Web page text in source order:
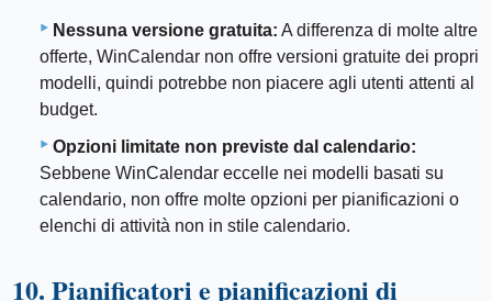
Nessuna versione gratuita: A differenza di molte altre
offerte, WinCalendar non offre versioni gratuite dei propri
modelli, quindi potrebbe non piacere agli utenti attenti al
budget.
Opzioni limitate non previste dal calendario:
Sebbene WinCalendar eccelle nei modelli basati su
calendario, non offre molte opzioni per pianificazioni o
elenchi di attività non in stile calendario.
10. Pianificatori e pianificazioni di